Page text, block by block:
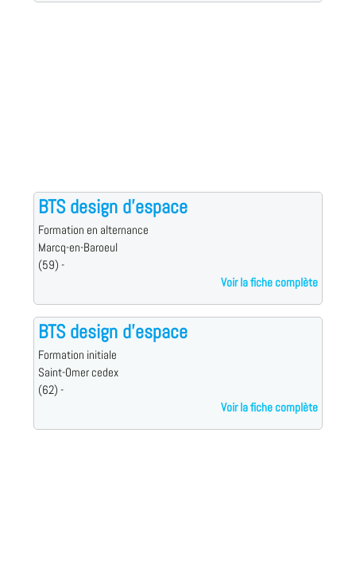
BTS design d'espace
Formation en alternance
Marcq-en-Baroeul
(59) -
Voir la fiche complète
BTS design d'espace
Formation initiale
Saint-Omer cedex
(62) -
Voir la fiche complète